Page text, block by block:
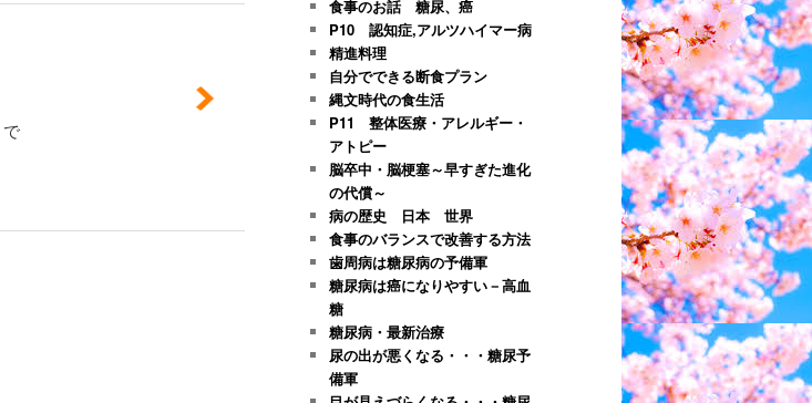
で
食事のお話 糖尿、癌
P10 認知症,アルツハイマー病
精進料理
自分でできる断食プラン
縄文時代の食生活
P11 整体医療・アレルギー・
アトピー
脳卒中・脳梗塞～早すぎた進化
の代償～
病の歴史 日本 世界
食事のバランスで改善する方法
歯周病は糖尿病の予備軍
糖尿病は癌になりやすい－高血
糖
糖尿病・最新治療
尿の出が悪くなる・・・糖尿予
備軍